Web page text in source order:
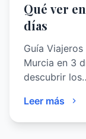
Qué ver
días
Guía
Murcia en 3
descubrir
Leer más